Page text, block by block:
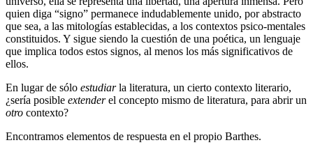
quien diga “signo” permanece indudablemente unido, por abstracto
que sea, a las mitologías establecidas, a los contextos psico-mentales
constituidos. Y sigue siendo la cuestión de una poética, un lenguaje
que implica todos estos signos, al menos los más significativos de
ellos.
En lugar de sólo estudiarla literatura, un cierto contexto literario,
¿sería posible extenderel concepto mismo de literatura, para abrir un
otro contexto?
Encontramos elementos de respuesta en el propio Barthes.